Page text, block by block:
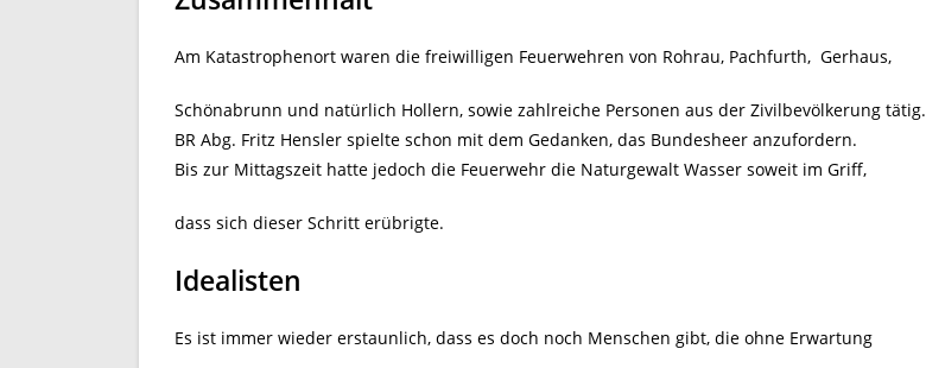
Am Katastrophenort waren die freiwilligen Feuerwehren von Rohrau, Pachfurth, Gerhaus,
Schönabrunn und natürlich Hollern, sowie zahlreiche Personen aus der Zivilbevölkerung tätig.
BR Abg. Fritz Hensler spielte schon mit dem Gedanken, das Bundesheer anzufordern.
Bis zur Mittagszeit hatte jedoch die Feuerwehr die Naturgewalt Wasser soweit im Griff,
dass sich dieser Schritt erübrigte.
Idealisten
Es ist immer wieder erstaunlich, dass es doch noch Menschen gibt, die ohne Erwartung